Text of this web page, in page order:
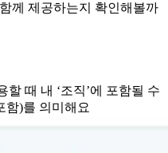
께 제공하는지 확인해볼까
때 내 ‘조직’에 포함될 수
함)를 의미해요